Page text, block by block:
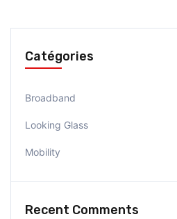
Catégories
Broadband
Looking Glass
Mobility
Recent Comments